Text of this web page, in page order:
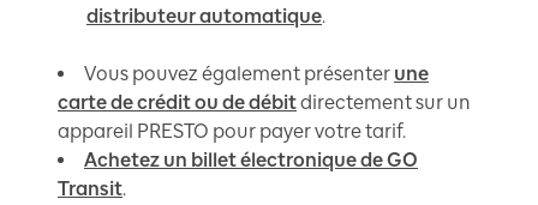
distributeur automatique.
Vous pouvez également présenter une
carte de crédit ou de débitdirectement sur un
appareil PRESTO pour payer votre tarif.
Achetez un billet électronique de GO
Transit.